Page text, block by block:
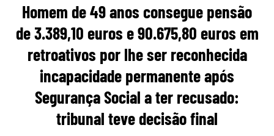
Homem de 49 anos consegue pensão
de 3.389,10 euros e 90.675,80 euros em
retroativos por lhe ser reconhecida
incapacidade permanente após
Segurança Social a ter recusado:
tribunal teve decisão final